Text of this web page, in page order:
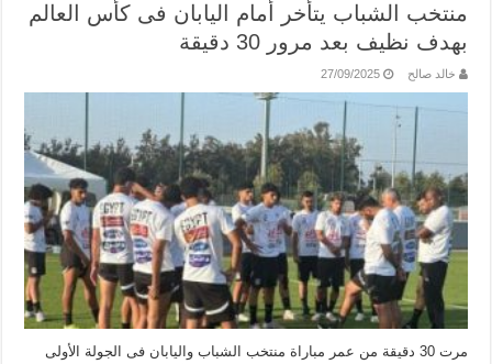
منتخب الشباب يتأخر أمام اليابان فى كأس العالم
بهدف نظيف بعد مرور 30 دقيقة
خالد صالح 27/09/2025
مرت 30 دقيقة من عمر مباراة منتخب الشباب واليابان فى الجولة الأولى